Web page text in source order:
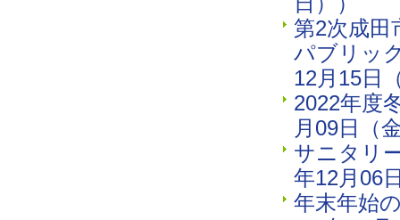
第2次成田
パブリッ
12月15日
2022年度
月09日（
サニタリ
年12月06
年末年始